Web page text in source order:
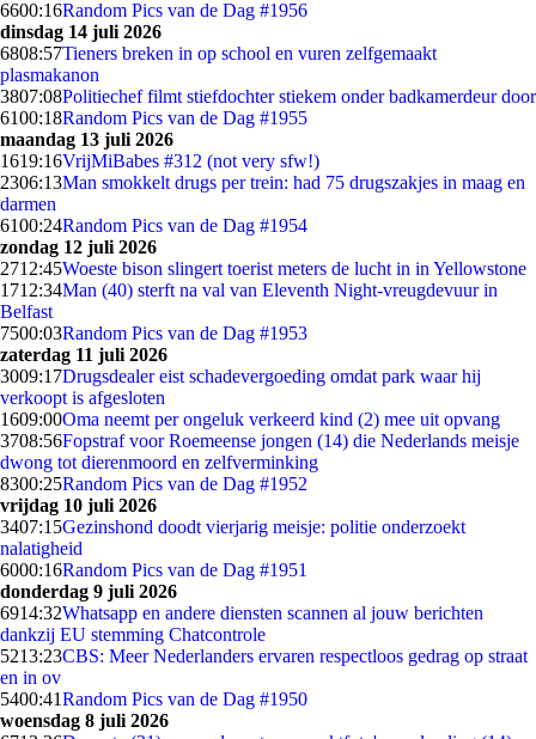
6600:16Random Pics van de Dag #1956
dinsdag 14 juli 2026
6808:57Tieners breken in op school en vuren zelfgemaakt
plasmakanon
3807:08Politiechef filmt stiefdochter stiekem onder badkamerdeur door
6100:18Random Pics van de Dag #1955
maandag 13 juli 2026
1619:16VrijMiBabes #312 (not very sfw!)
2306:13Man smokkelt drugs per trein: had 75 drugszakjes in maag en
darmen
6100:24Random Pics van de Dag #1954
zondag 12 juli 2026
2712:45Woeste bison slingert toerist meters de lucht in in Yellowstone
1712:34Man (40) sterft na val van Eleventh Night-vreugdevuur in
Belfast
7500:03Random Pics van de Dag #1953
zaterdag 11 juli 2026
3009:17Drugsdealer eist schadevergoeding omdat park waar hij
verkoopt is afgesloten
1609:00Oma neemt per ongeluk verkeerd kind (2) mee uit opvang
3708:56Fopstraf voor Roemeense jongen (14) die Nederlands meisje
dwong tot dierenmoord en zelfverminking
8300:25Random Pics van de Dag #1952
vrijdag 10 juli 2026
3407:15Gezinshond doodt vierjarig meisje: politie onderzoekt
nalatigheid
6000:16Random Pics van de Dag #1951
donderdag 9 juli 2026
6914:32Whatsapp en andere diensten scannen al jouw berichten
dankzij EU stemming Chatcontrole
5213:23CBS: Meer Nederlanders ervaren respectloos gedrag op straat
en in ov
5400:41Random Pics van de Dag #1950
woensdag 8 juli 2026